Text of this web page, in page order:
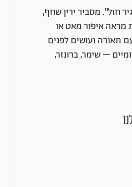
חול". מסביר ירין שחף,
מראה איפור מאט או
תאורה ועושים לפנים
– שימר, ברונזר,